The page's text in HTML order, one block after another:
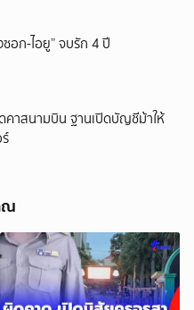
ซอก-ไอยู” จบรัก 4 ปี
คาสนามบิน ฐานเปิดบัญชีม้าให้
ณ